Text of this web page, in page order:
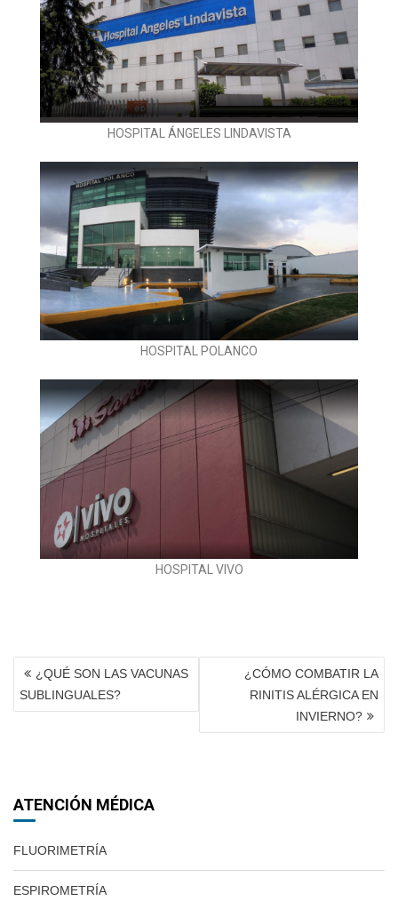
HOSPITAL ÁNGELES LINDAVISTA
HOSPITAL POLANCO
HOSPITAL VIVO
¿QUÉ SON LAS VACUNAS
SUBLINGUALES?
¿CÓMO COMBATIR LA
RINITIS ALÉRGICA EN
INVIERNO?
ATENCIÓN MÉDICA
FLUORIMETRÍA
ESPIROMETRÍA